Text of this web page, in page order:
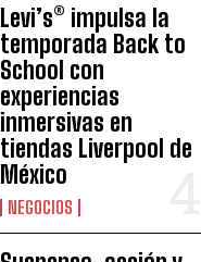
Levi’s® impulsa la
temporada Back to
School con
experiencias
inmersivas en
tiendas Liverpool de
México
NEGOCIOS